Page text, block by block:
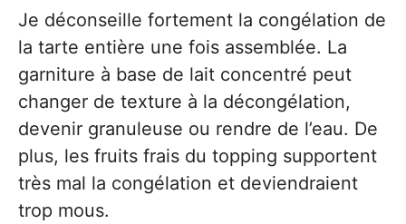
Je déconseille fortement la congélation de
la tarte entière une fois assemblée. La
garniture à base de lait concentré peut
changer de texture à la décongélation,
devenir granuleuse ou rendre de l’eau. De
plus, les fruits frais du topping supportent
très mal la congélation et deviendraient
trop mous.